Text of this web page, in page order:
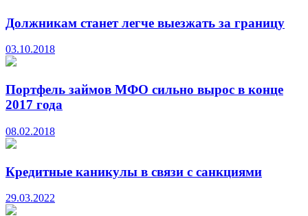
Должникам станет легче выезжать за границу
03.10.2018
Портфель займов МФО сильно вырос в конце
2017 года
08.02.2018
Кредитные каникулы в связи с санкциями
29.03.2022